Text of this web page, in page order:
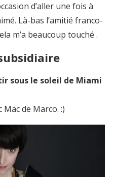
d’aller une fois à
Là-bas l’amitié franco-
m’a beaucoup touché .
sous le soleil de Miami
Mac de Marco. :)